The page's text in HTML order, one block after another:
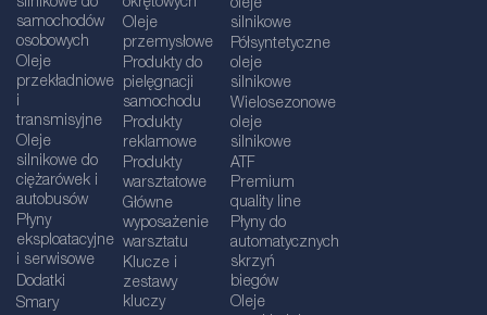
samochodów
osobowych
Oleje
przekładniowe
i
transmisyjne
Oleje
silnikowe do
ciężarówek i
autobusów
Płyny
eksploatacyjne
i serwisowe
Dodatki
Smary
Oleje
przemysłowe
Produkty do
pielęgnacji
samochodu
Produkty
reklamowe
Produkty
warsztatowe
Główne
wyposażenie
warsztatu
Klucze i
zestawy
kluczy
oleje
silnikowe
Półsyntetyczne
oleje
silnikowe
Wielosezonowe
oleje
silnikowe
ATF
Premium
quality line
Płyny do
automatycznych
skrzyń
biegów
Oleje